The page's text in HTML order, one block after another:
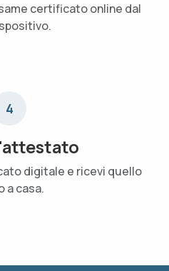
certificato online dal
4
digitale e ricevi quello
a casa.